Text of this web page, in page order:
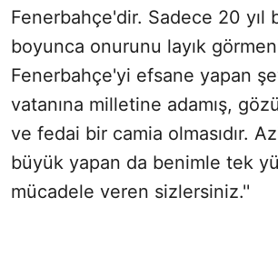
Fenerbahçe'dir. Sadece 20 yıl
boyunca onurunu layık
Fenerbahçe'yi efsane yapan
vatanına milletine adamış,
ve fedai bir camia olmasıdır.
büyük yapan da benimle tek
mücadele veren sizlersiniz.''